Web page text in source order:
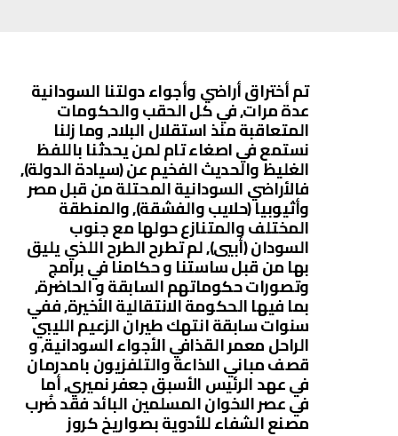
تم أختراق أراضي وأجواء دولتنا السودانية
عدة مرات, في كل الحقب والحكومات
المتعاقبة منذ استقلال البلاد, وما زلنا
نستمع في اصغاء تام لمن يحدثنا باللفظ
الغليظ والحديث الفخيم عن (سيادة الدولة),
فالأراضي السودانية المحتلة من قبل مصر
وأثيوبيا (حلايب والفشقة), والمنطقة
المختلف والمتنازع حولها مع جنوب
السودان (أبيي), لم تطرح الطرح اللذي يليق
بها من قبل ساستنا و حكامنا في برامج
وتصورات حكوماتهم السابقة و الحاضرة,
بما فيها الحكومة الانتقالية الأخيرة, ففي
سنوات سابقة انتهك طيران الزعيم الليبي
الراحل معمر القذافي الأجواء السودانية, و
قصف مباني الاذاعة والتلفزيون بامدرمان
في عهد الرئيس الأسبق جعفر نميري, أما
في عصر الاخوان المسلمين البائد فقد ضُرب
مصنع الشفاء للأدوية بصواريخ كروز